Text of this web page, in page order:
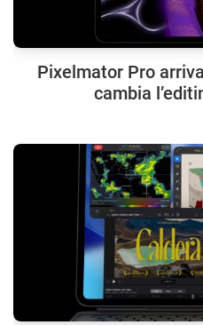
Pixelmator Pro
cambia